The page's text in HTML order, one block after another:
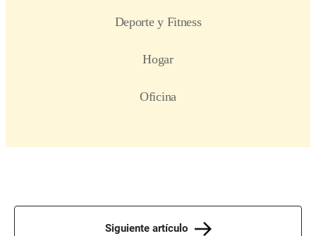
Siguiente artículo